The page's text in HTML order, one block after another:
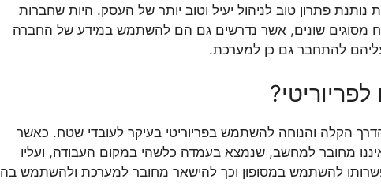
פתרון טוב לניהול יעיל וטוב יותר של העסק. היות שחברות
מסוגים שונים, אשר נדרשים גם הם להשתמש במידע של החברה
להתחבר גם כן למערכת.
הדרך הקלה והנוחה להשתמש בפריוריטי בעיקר לעובדי שטח. כאשר
מחובר למחשב, שנמצא בעמדה כלשהי במקום העבודה, ועליו
להשתמש במסופון וכך להישאר מחובר למערכת ולהשתמש בה